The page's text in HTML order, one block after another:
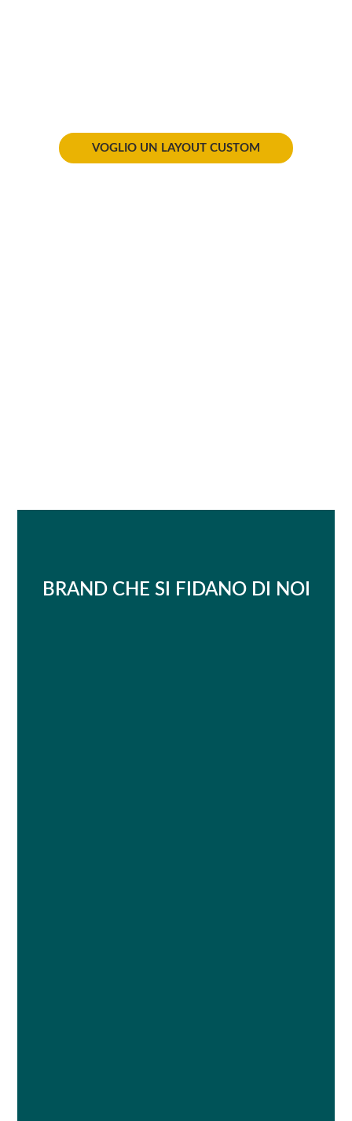
VOGLIO UN LAYOUT CUSTOM
BRAND CHE SI FIDANO DI NOI